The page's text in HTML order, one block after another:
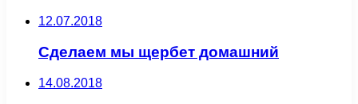
12.07.2018
Сделаем мы щербет домашний
14.08.2018